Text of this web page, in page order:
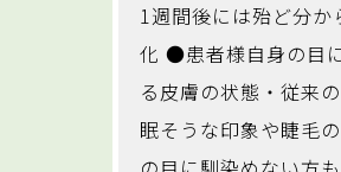
1週間後には殆ど分
化 ●患者様自身の目
る皮膚の状態・従来
眠そうな印象や睫毛